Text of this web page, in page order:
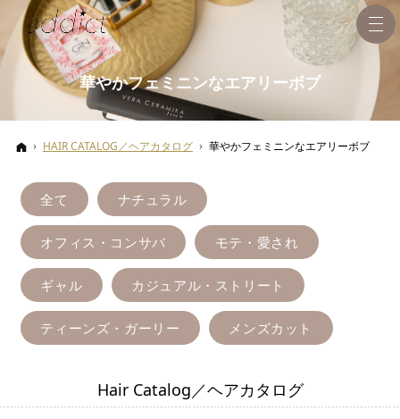
華やかフェミニンなエアリーボブ
ホーム
HAIR CATALOG／ヘアカタログ 華やかフェミニンなエアリーボブ
全て ナチュラル
オフィス・コンサバ モテ・愛され
ギャル カジュアル・ストリート
ティーンズ・ガーリー メンズカット
Hair Catalog／ヘアカタログ